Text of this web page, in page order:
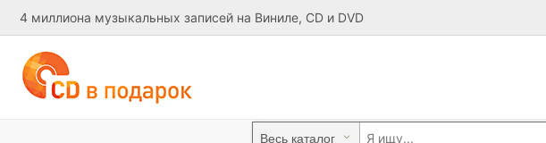
4 миллиона музыкальных записей на Виниле, CD и DVD